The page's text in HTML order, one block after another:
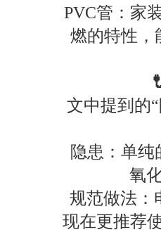
PVC管：家
燃的特性，
文中提到的
隐患：单
氧
规范做法：
现在更推荐